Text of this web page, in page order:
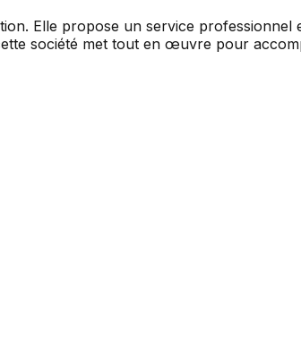
Elle propose un service professionnel
société met tout en œuvre pour